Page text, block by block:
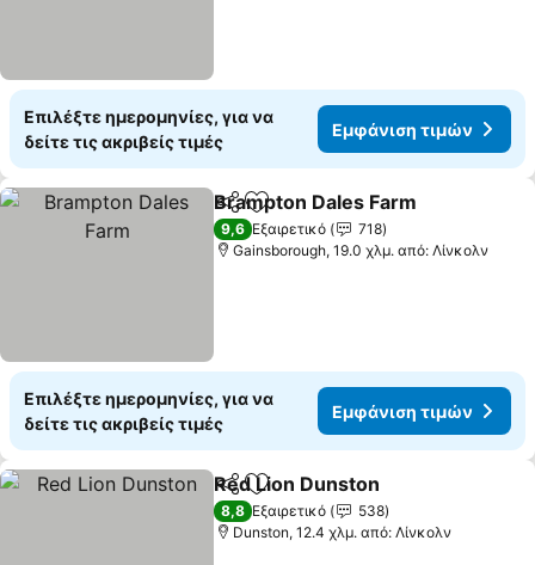
Επιλέξτε ημερομηνίες, για να
δείτε τις ακριβείς τιμές
Εμφάνιση τιμών
Κοινοποίηση
Προσθήκη στα αγαπημένα
Brampton Dales Farm
9,6 Εξαιρετικό
718
Gainsborough, 19.0 χλμ. από: Λίνκολν
Επιλέξτε ημερομηνίες, για να
δείτε τις ακριβείς τιμές
Εμφάνιση τιμών
Κοινοποίηση
Προσθήκη στα αγαπημένα
Red Lion Dunston
8,8 Εξαιρετικό
538
Dunston, 12.4 χλμ. από: Λίνκολν